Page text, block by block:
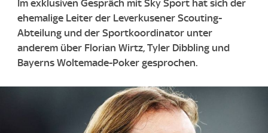
Im exklusiven Gespräch mit Sky Sport hat sich der
ehemalige Leiter der Leverkusener Scouting-
Abteilung und der Sportkoordinator unter
anderem über Florian Wirtz, Tyler Dibbling und
Bayerns Woltemade-Poker gesprochen.